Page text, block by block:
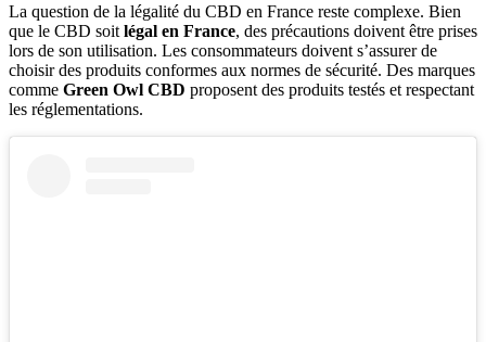
La question de la légalité du CBD en France reste complexe. Bien
que le CBD soit légal en France, des précautions doivent être prises
lors de son utilisation. Les consommateurs doivent s’assurer de
choisir des produits conformes aux normes de sécurité. Des marques
comme Green Owl CBD proposent des produits testés et respectant
les réglementations.